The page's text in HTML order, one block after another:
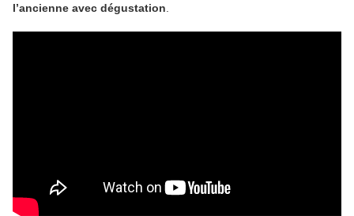
l’ancienne avec dégustation